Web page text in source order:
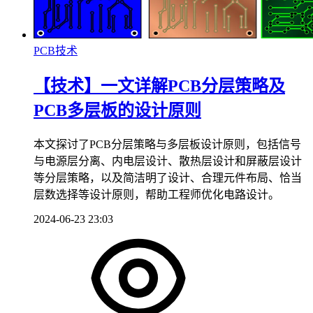
PCB技术
【技术】一文详解PCB分层策略及
PCB多层板的设计原则
本文探讨了PCB分层策略与多层板设计原则，包括信号
与电源层分离、内电层设计、散热层设计和屏蔽层设计
等分层策略，以及简洁明了设计、合理元件布局、恰当
层数选择等设计原则，帮助工程师优化电路设计。
2024-06-23 23:03